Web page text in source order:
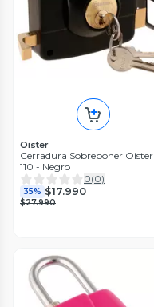
Oister
Cerradura Sobreponer Oister
110 - Negro
0(0)
35% $17.990
$27.990